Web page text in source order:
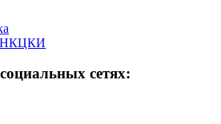
НКЦКИ
сетях: